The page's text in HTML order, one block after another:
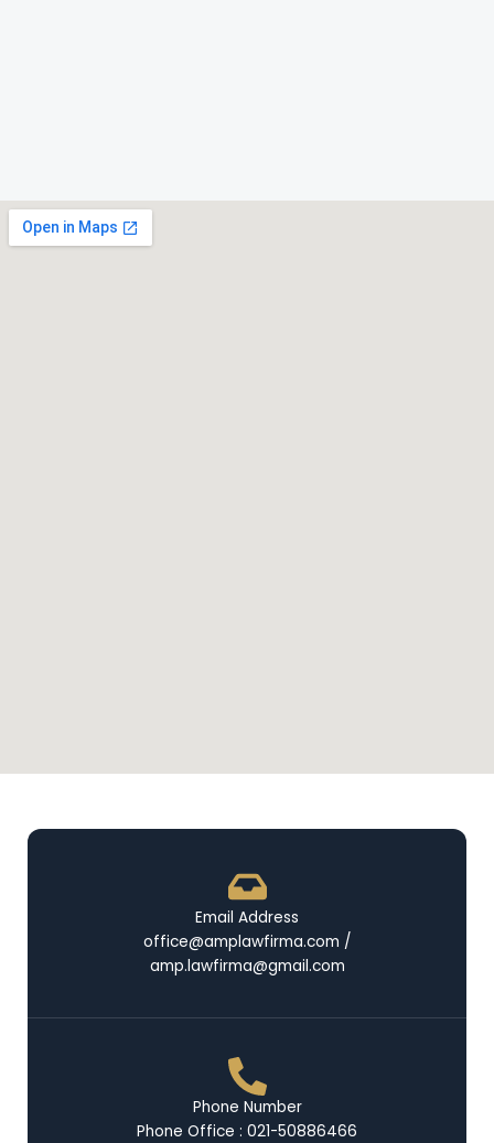
Email Address
office@amplawfirma.com /
amp.lawfirma@gmail.com
Phone Number
Phone Office : 021-50886466